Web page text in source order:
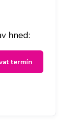
hned:
termín